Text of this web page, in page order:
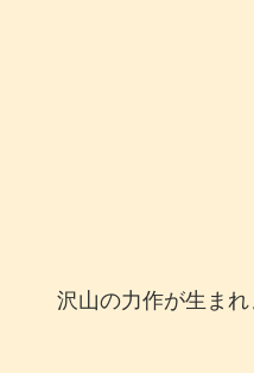
沢山の力作が生ま